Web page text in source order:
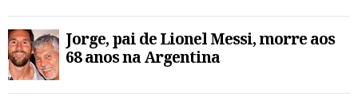
Jorge, pai de Lionel Messi, morre aos
68 anos na Argentina